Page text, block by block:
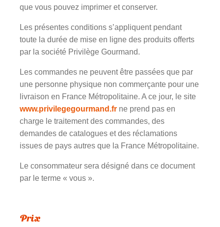
que vous pouvez imprimer et conserver.
Les présentes conditions s’appliquent pendant
toute la durée de mise en ligne des produits offerts
par la société Privilège Gourmand.
Les commandes ne peuvent être passées que par
une personne physique non commerçante pour une
livraison en France Métropolitaine. A ce jour, le site
www.privilegegourmand.fr ne prend pas en
charge le traitement des commandes, des
demandes de catalogues et des réclamations
issues de pays autres que la France Métropolitaine.
Le consommateur sera désigné dans ce document
par le terme « vous ».
Prix